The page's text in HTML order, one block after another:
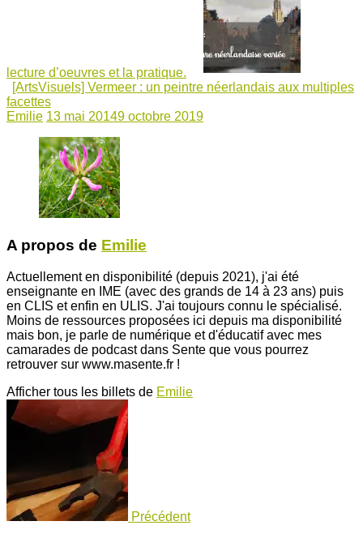
lecture d’oeuvres et la pratique.
[ArtsVisuels] Vermeer : un peintre néerlandais aux multiples
facettes
Emilie 13 mai 20149 octobre 2019
A propos de Emilie
Actuellement en disponibilité (depuis 2021), j'ai été
enseignante en IME (avec des grands de 14 à 23 ans) puis
en CLIS et enfin en ULIS. J'ai toujours connu le spécialisé.
Moins de ressources proposées ici depuis ma disponibilité
mais bon, je parle de numérique et d'éducatif avec mes
camarades de podcast dans Sente que vous pourrez
retrouver sur www.masente.fr !
Afficher tous les billets de Emilie
Précédent